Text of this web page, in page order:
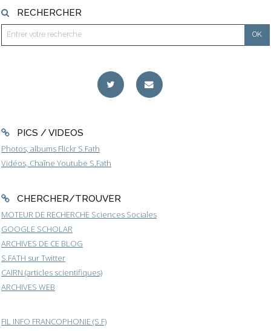
RECHERCHER
PICS / VIDEOS
Photos, albums Flickr S.Fath
Vidéos, Chaîne Youtube S.Fath
CHERCHER/TROUVER
MOTEUR DE RECHERCHE Sciences Sociales
GOOGLE SCHOLAR
ARCHIVES DE CE BLOG
S.FATH sur Twitter
CAIRN (articles scientifiques)
ARCHIVES WEB
FIL INFO FRANCOPHONIE (S.F)